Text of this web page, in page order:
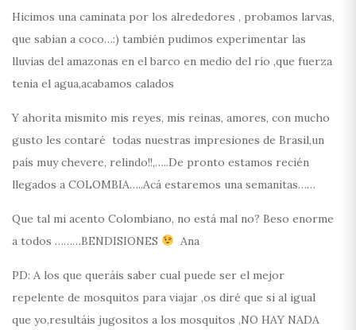
Hicimos una caminata por los alrededores , probamos larvas,
que sabían a coco…:) también pudimos experimentar las
lluvias del amazonas en el barco en medio del río ,que fuerza
tenia el agua,acabamos calados
Y ahorita mismito mis reyes, mis reinas, amores, con mucho
gusto les contaré todas nuestras impresiones de Brasil,un
país muy chevere, relindo!!,…..De pronto estamos recién
llegados a COLOMBIA…..Acá estaremos una semanitas……
Que tal mi acento Colombiano, no está mal no? Beso enorme
a todos ………BENDISIONES
Ana
PD: A los que queráis saber cual puede ser el mejor
repelente de mosquitos para viajar ,os diré que si al igual
que yo,resultáis jugositos a los mosquitos ,NO HAY NADA